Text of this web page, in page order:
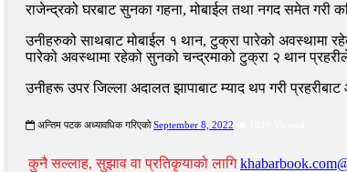
राजेन्द्रको घरबाट सुनका गहना, मोबाईल तथा नगद समेत गरी
उनीहरुको साथबाट मोबाईल १ थान, टुक्रा पारेको अवस्थामा
पारेको अवस्थामा रहेको सुनको चन्द्रमाको टुक्रा २ थान
उनीहरू उपर जिल्ला अदालत झापाबाट म्याद थप गरी
अन्तिम पटक अध्यावधिक गरिएको September 8, 2022
कुनै सल्लाह, सुझाव वा प्रतिकृयाको लागि